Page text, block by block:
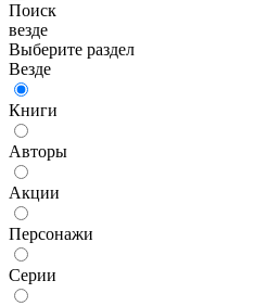
Поиск
везде
Выберите раздел
Везде
Книги
Авторы
Акции
Персонажи
Серии